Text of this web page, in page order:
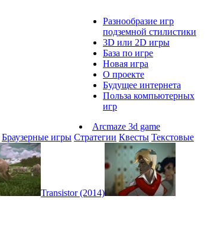
Разнообразие игр
подземной стилистики
3D или 2D игры
База по игре
Новая игра
О проекте
Будущее интернета
Польза компьютерных
игр
Arcmaze 3d game
Браузерные игры Стратегии Квесты Текстовые
Transistor (2014)